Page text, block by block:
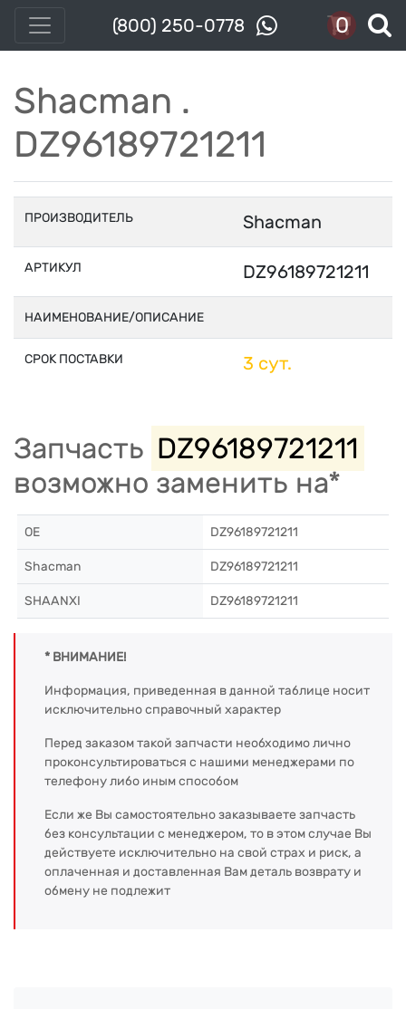
(800) 250-0778 0
Shacman .
DZ96189721211
ПРОИЗВОДИТЕЛЬ Shacman
АРТИКУЛ DZ96189721211
НАИМЕНОВАНИЕ/ОПИСАНИЕ
СРОК ПОСТАВКИ 3 сут.
Запчасть DZ96189721211
возможно заменить на*
OE DZ96189721211
Shacman DZ96189721211
SHAANXI DZ96189721211
* ВНИМАНИЕ!
Информация, приведенная в данной таблице носит
исключительно справочный характер
Перед заказом такой запчасти необходимо лично
проконсультироваться с нашими менеджерами по
телефону либо иным способом
Если же Вы самостоятельно заказываете запчасть
без консультации с менеджером, то в этом случае Вы
действуете исключительно на свой страх и риск, а
оплаченная и доставленная Вам деталь возврату и
обмену не подлежит